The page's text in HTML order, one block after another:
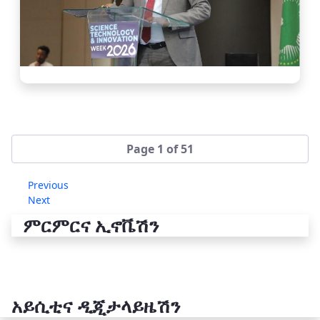
Page 1 of 51
Previous
Next
ምርምርና ኢኖቬሽን
አይሲቲና ዲጂታላይዜሽን